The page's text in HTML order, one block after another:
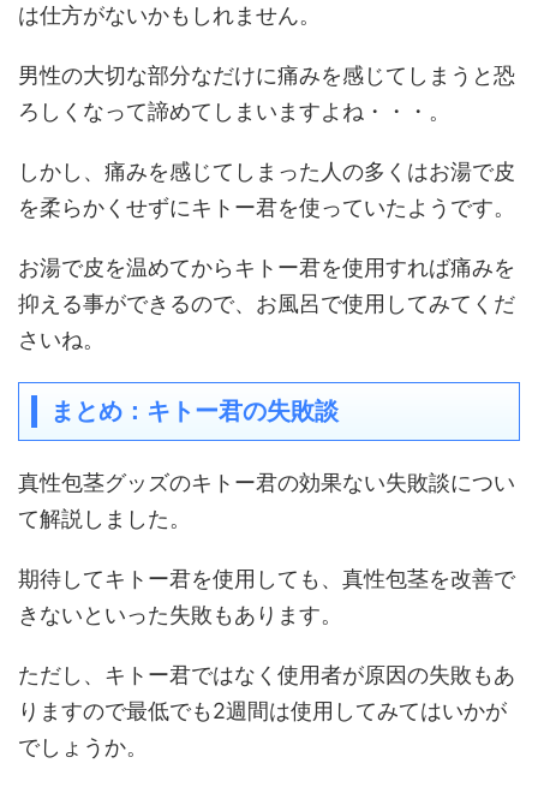
は仕方がないかもしれません。
男性の大切な部分なだけに痛みを感じてしまうと恐
ろしくなって諦めてしまいますよね・・・。
しかし、痛みを感じてしまった人の多くはお湯で皮
を柔らかくせずにキトー君を使っていたようです。
お湯で皮を温めてからキトー君を使用すれば痛みを
抑える事ができるので、お風呂で使用してみてくだ
さいね。
まとめ：キトー君の失敗談
真性包茎グッズのキトー君の効果ない失敗談につい
て解説しました。
期待してキトー君を使用しても、 真性包茎を改善で
きないといった失敗もあります。
ただし、キトー君ではなく使用者が原因の失敗もあ
りますので最低でも2週間は使用してみてはいかが
でしょうか。